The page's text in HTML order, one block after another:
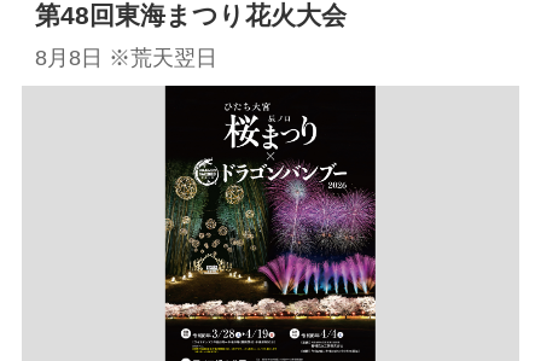
第48回東海まつり花火大会
8月8日 ※荒天翌日